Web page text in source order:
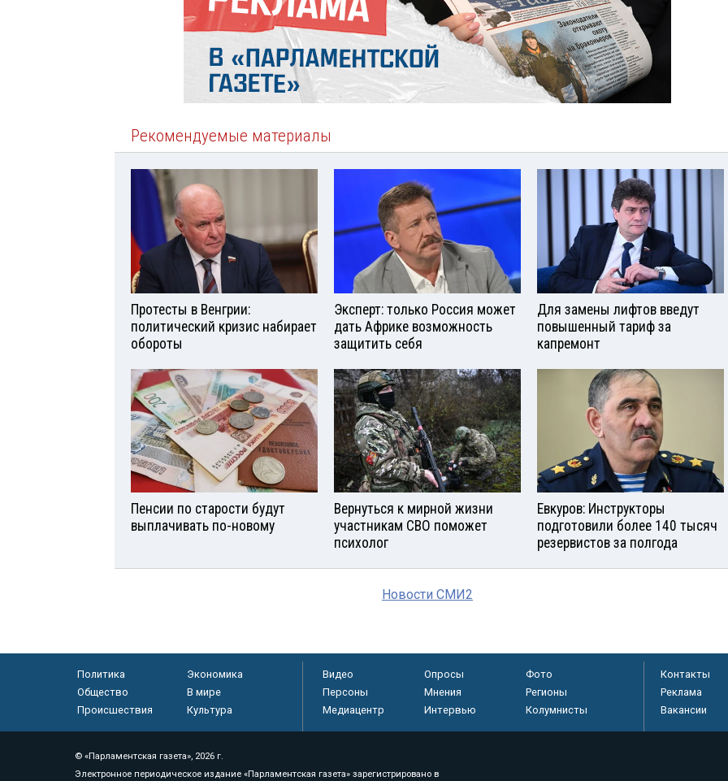
Рекомендуемые материалы
Протесты в Венгрии:
политический кризис набирает
обороты
Эксперт: только Россия может
дать Африке возможность
защитить себя
Для замены лифтов введут
повышенный тариф за
капремонт
Пенсии по старости будут
выплачивать по-новому
Вернуться к мирной жизни
участникам СВО поможет
психолог
Евкуров: Инструкторы
подготовили более 140 тысяч
резервистов за полгода
Новости СМИ2
Политика
Экономика
Общество
В мире
Происшествия
Культура
Видео Опросы
Фото
Персоны
Мнения
Регионы
Медиацентр
Интервью Колумнисты
Контакты
Реклама
Вакансии
© «Парламентская газета», 2026 г.
Электронное периодическое издание «Парламентская газета» зарегистрировано в